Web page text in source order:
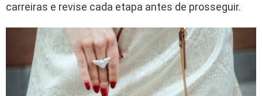
carreiras e revise cada etapa antes de prosseguir.